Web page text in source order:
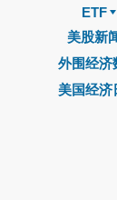
ETF
美股新
外围经济
美国经济